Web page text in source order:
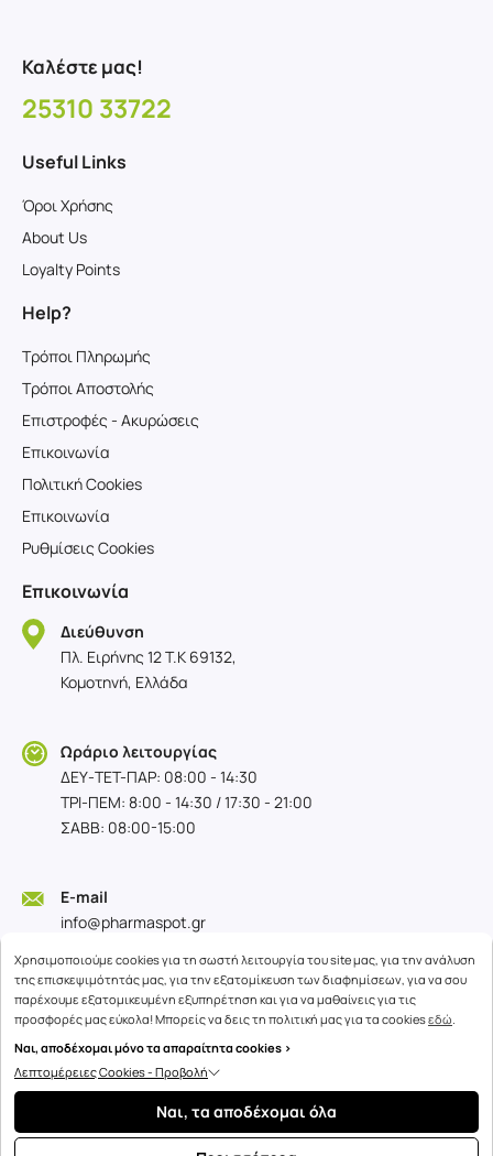
Καλέστε μας!
25310 33722
Useful Links
Όροι Χρήσης
About Us
Loyalty Points
Help?
Τρόποι Πληρωμής
Τρόποι Αποστολής
Επιστροφές - Ακυρώσεις
Επικοινωνία
Πολιτική Cookies
Επικοινωνία
Ρυθμίσεις Cookies
Επικοινωνία
Διεύθυνση
Πλ. Ειρήνης 12 T.K 69132,
Κομοτηνή, Ελλάδα
Ωράριο λειτουργίας
ΔΕΥ-TET-ΠΑΡ: 08:00 - 14:30
ΤΡΙ-ΠΕΜ: 8:00 - 14:30 / 17:30 - 21:00
ΣΑΒΒ: 08:00-15:00
E-mail
info@pharmaspot.gr
Copyright © 2026
Χρησιμοποιούμε cookies για τη σωστή λειτουργία του site μας, για την ανάλυση
της επισκεψιμότητάς μας, για την εξατομίκευση των διαφημίσεων, για να σου
παρέχουμε εξατομικευμένη εξυπηρέτηση και για να μαθαίνεις για τις
προσφορές μας εύκολα! Μπορείς να δεις τη πολιτική μας για τα cookiesεδώ.
Ναι, αποδέχομαι μόνο τα απαραίτητα cookies >
Λεπτομέρειες Cookies - Προβολή
Ναι, τα αποδέχομαι όλα